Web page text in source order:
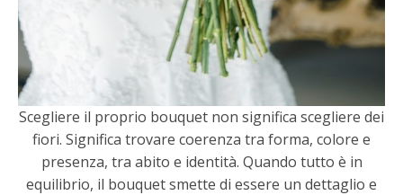
Scegliere il proprio bouquet non significa scegliere dei
fiori. Significa trovare coerenza tra forma, colore e
presenza, tra abito e identità. Quando tutto è in
equilibrio, il bouquet smette di essere un dettaglio e